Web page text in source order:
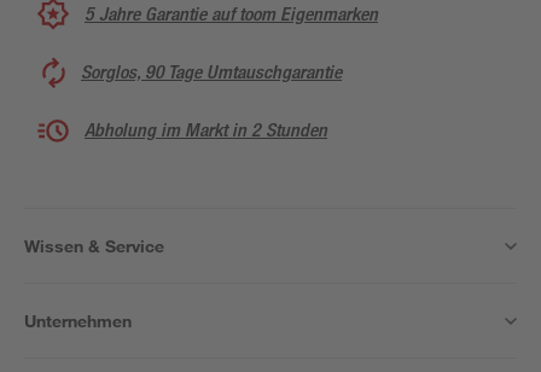
5 Jahre Garantie auf toom Eigenmarken
Sorglos, 90 Tage Umtauschgarantie
Abholung im Markt in 2 Stunden
Wissen & Service
Unternehmen